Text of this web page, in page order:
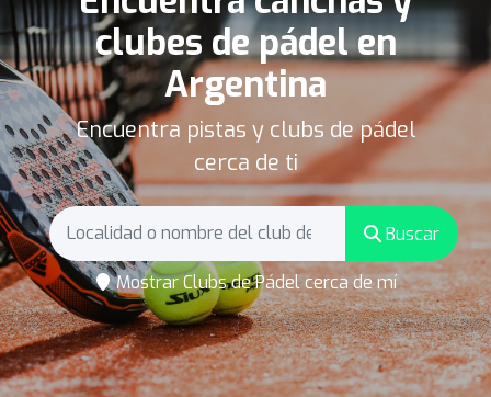
clubes de pádel en
Argentina
Encuentra pistas y clubs de pádel
cerca de ti
Buscar
Mostrar Clubs de Pádel cerca de mí